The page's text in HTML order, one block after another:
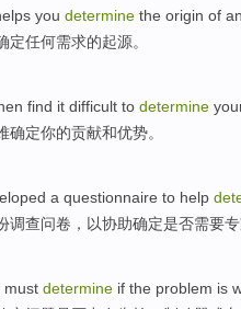
you determine the origin of
定任何需求的起源。
find it difficult to determine
确定你的贡献和优势。
a questionnaire to help
调查问卷 ， 以协助确定是否需要
must determine if the problem is